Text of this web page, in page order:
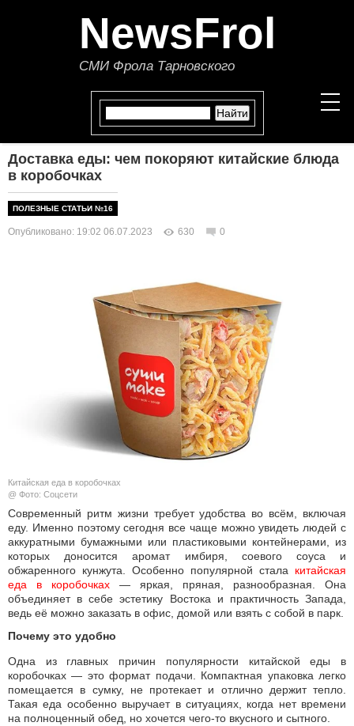
NewsFrol
СМИ Фрола Тарновского
ЭКОНОМИКА
В МИРЕ
ОБЩЕСТВО
КУЛЬТУРА
НАУКА
СПОРТ
АВТО И МОТО
ЭГОИЗМ
БЛОГ
Доставка еды: чем покоряют китайские блюда
в коробочках
ПОЛЕЗНЫЕ СТАТЬИ №16
Опубликовано: 19:02 06.07.2023 630 0
Китайская еда в коробочках
@ Фото: Соцсети
Современный ритм жизни требует удобства во всём, включая
еду. Именно поэтому сегодня все чаще можно увидеть людей с
аккуратными бумажными или пластиковыми контейнерами, из
которых доносится аромат имбиря, соевого соуса и
обжаренного кунжута. Особенно популярной стала китайская
еда в коробочках — яркая, пряная, разнообразная. Она
объединяет в себе эстетику Востока и практичность Запада,
ведь её можно заказать в офис, домой или взять с собой в парк.
Почему это удобно
Одна из главных причин популярности китайской еды в
коробочках — это формат подачи. Компактная упаковка легко
помещается в сумку, не протекает и отлично держит тепло.
Такая еда особенно выручает в ситуациях, когда нет времени
на полноценный обед, но хочется чего-то вкусного и сытного.